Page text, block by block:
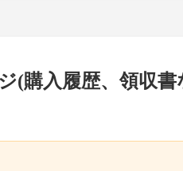
(購入履歴、領収書